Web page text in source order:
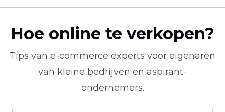
Hoe online te verkopen?
Tips van e-commerce experts voor eigenaren
van kleine bedrijven en aspirant-
ondernemers.